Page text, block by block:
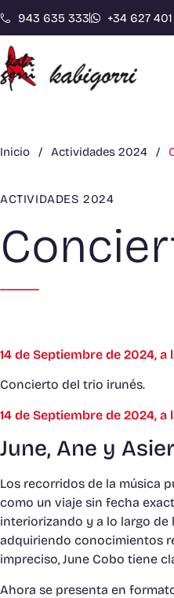
943 635 333 +34 627
Inicio / Actividades 2024 /
ACTIVIDADES 2024
14 de Septiembre de 2024, a
Concierto del trio irunés.
14 de Septiembre de 2024, a
June, Ane y Asier
Los recorridos de la música
como un viaje sin fecha
interiorizando y a lo largo de
adquiriendo conocimientos
impreciso, June Cobo tiene
Ahora se presenta en